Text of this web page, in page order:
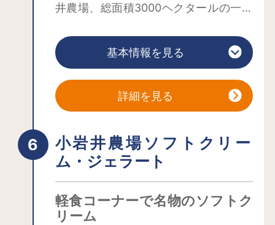
井農場、総面積3000ヘクタールの一部
ています。広大な芝生の広場の向こう
には、雄大な岩手山がそびえます。通
ガイドツアーなど、体験プログラムも
充実。また、国の重要文化財に指定さ
その多くが使用されており、そのうち
上丸牛舎にある9棟は間近で見学可能で
す。その他については、園内にある最
新のデジタル技術を駆使した「小岩井
農場重要文化財ギャラリー」て体感す
基本情報を見る
詳細を見る
小岩井農場ソフトクリー
ム・ジェラート
軽食コーナーで名物のソフトク
リーム